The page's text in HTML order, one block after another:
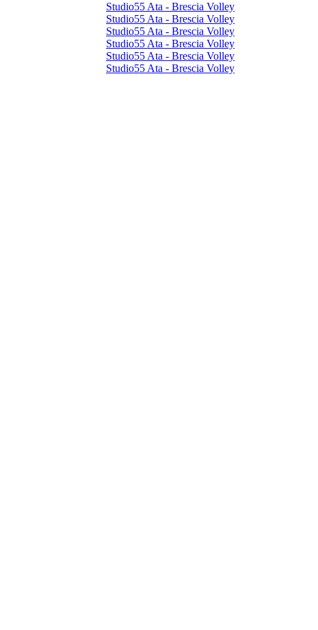
Studio55 Ata - Brescia Volley
Studio55 Ata - Brescia Volley
Studio55 Ata - Brescia Volley
Studio55 Ata - Brescia Volley
Studio55 Ata - Brescia Volley
Studio55 Ata - Brescia Volley